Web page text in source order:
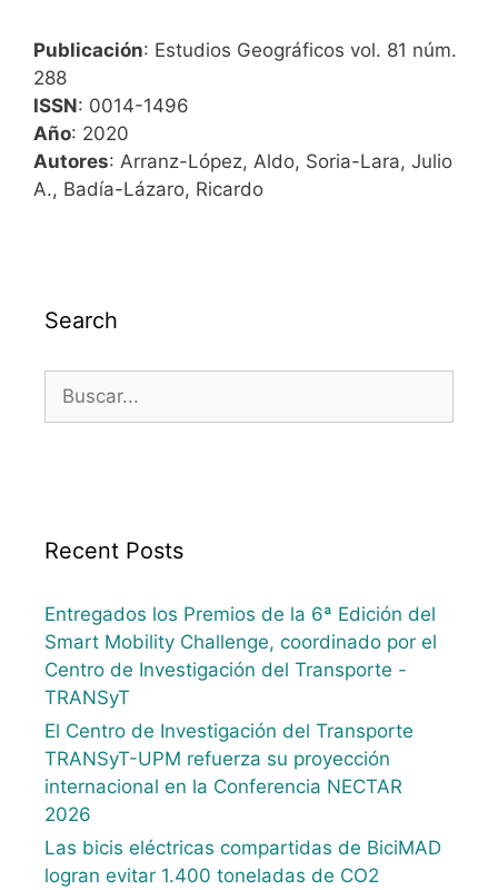
Publicación: Estudios Geográficos vol. 81 núm.
288
ISSN: 0014-1496
Año: 2020
Autores: Arranz-López, Aldo, Soria-Lara, Julio
A., Badía-Lázaro, Ricardo
Search
Recent Posts
Entregados los Premios de la 6ª Edición del
Smart Mobility Challenge, coordinado por el
Centro de Investigación del Transporte -
TRANSyT
El Centro de Investigación del Transporte
TRANSyT-UPM refuerza su proyección
internacional en la Conferencia NECTAR
2026
Las bicis eléctricas compartidas de BiciMAD
logran evitar 1.400 toneladas de CO2